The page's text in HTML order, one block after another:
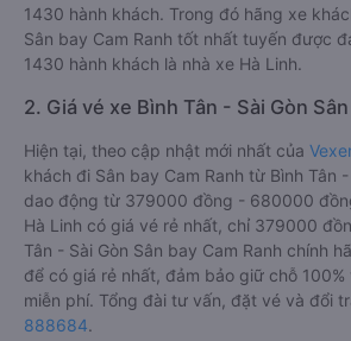
1430 hành khách. Trong đó hãng xe
Sân bay Cam Ranh tốt nhất tuyến được
1430 hành khách là nhà xe Hà Linh.
2. Giá vé xe Bình Tân - Sài Gòn
Hiện tại, theo cập nhật mới nhất của
khách đi Sân bay Cam Ranh từ Bình Tân
dao động từ 379000 đồng - 680000
Hà Linh có giá vé rẻ nhất, chỉ 379000
Tân - Sài Gòn Sân bay Cam Ranh chính
để có giá rẻ nhất, đảm bảo giữ chỗ
miễn phí. Tổng đài tư vấn, đặt vé và đổi
888684.